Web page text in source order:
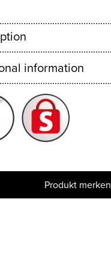
information
Produkt merken